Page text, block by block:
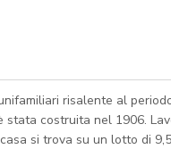
risalente al
stata costruita nel 1906.
si trova su un lotto di